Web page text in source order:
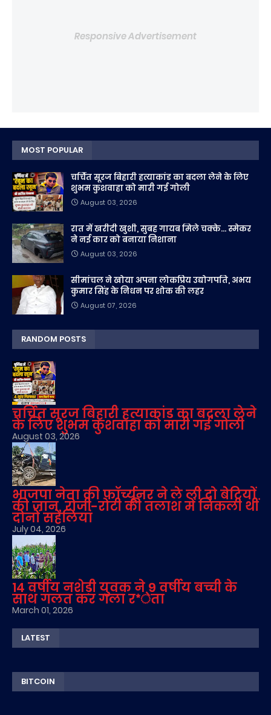
Responsive Advertisement
MOST POPULAR
चर्चित सूरज बिहारी हत्याकांड का बदला लेने के लिए
शुभम कुशवाहा को मारी गई गोली
August 03, 2026
रात में खरीदी खुशी, सुबह गायब मिले चक्के... स्मेकर
ने नई कार को बनाया निशाना
August 03, 2026
सीमांचल ने खोया अपना लोकप्रिय उद्योगपति, अभय
कुमार सिंह के निधन पर शोक की लहर
August 07, 2026
RANDOM POSTS
चर्चित सूरज बिहारी हत्याकांड का बदला लेने
के लिए शुभम कुशवाहा को मारी गई गोली
August 03, 2026
भाजपा नेता की फॉर्च्यूनर ने ले ली दो बेटियों
की जान, रोजी-रोटी की तलाश में निकली थीं
दोनों सहेलियां
July 04, 2026
14 वर्षीय नशेड़ी युवक ने 9 वर्षीय बच्ची के
साथ गलत कर गला र*ेता
March 01, 2026
LATEST
BITCOIN